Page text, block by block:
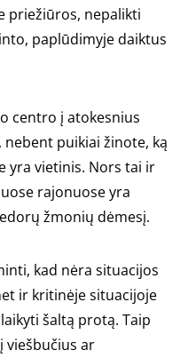
priežiūros, nepalikti
paplūdimyje daiktus
centro į atokesnius
puikiai žinote, ką
yra vietinis. Nors tai ir
rajonuose yra
žmonių dėmesį.
kad nėra situacijos
ir kritinėje situacijoje
šaltą protą. Taip
viešbučius ar